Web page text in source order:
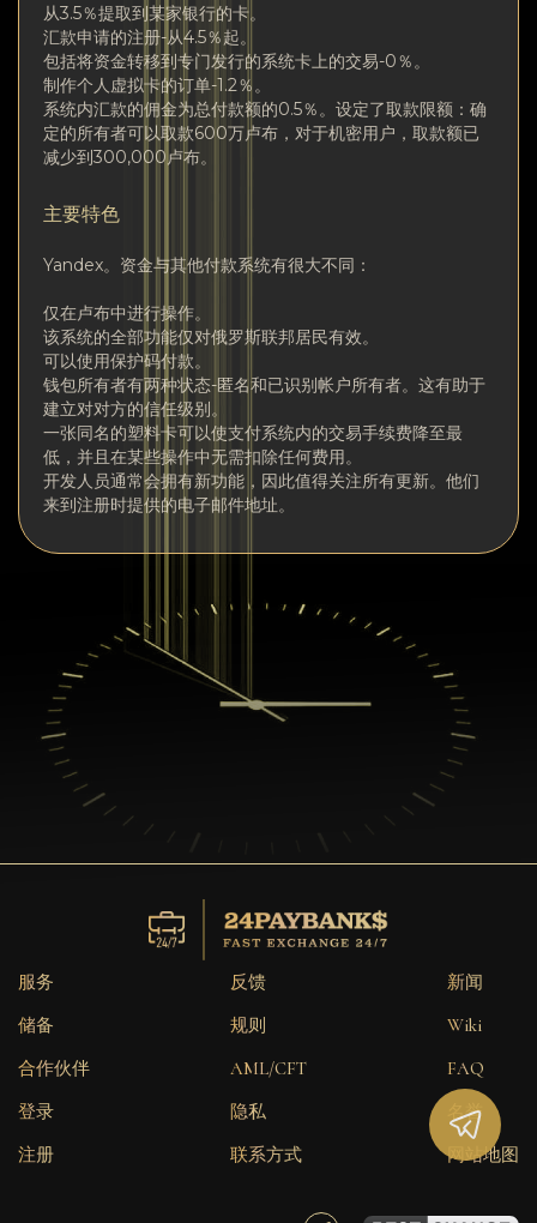
从3.5％提取到某家银行的卡。
汇款申请的注册-从4.5％起。
包括将资金转移到专门发行的系统卡上的交易-0％。
制作个人虚拟卡的订单-1.2％。
系统内汇款的佣金为总付款额的0.5％。设定了取款限额：确
定的所有者可以取款600万卢布，对于机密用户，取款额已
减少到300,000卢布。
主要特色
Yandex。资金与其他付款系统有很大不同：
仅在卢布中进行操作。
该系统的全部功能仅对俄罗斯联邦居民有效。
可以使用保护码付款。
钱包所有者有两种状态-匿名和已识别帐户所有者。这有助于
建立对对方的信任级别。
一张同名的塑料卡可以使支付系统内的交易手续费降至最
低，并且在某些操作中无需扣除任何费用。
开发人员通常会拥有新功能，因此值得关注所有更新。他们
来到注册时提供的电子邮件地址。
服务
储备
合作伙伴
登录
注册
反馈
规则
AML/CFT
隐私
联系方式
新闻
Wiki
FAQ
名誉
网站地图